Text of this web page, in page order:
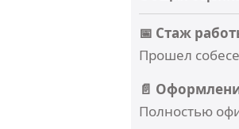
📅 Стаж
Прошел
📄
Полностью